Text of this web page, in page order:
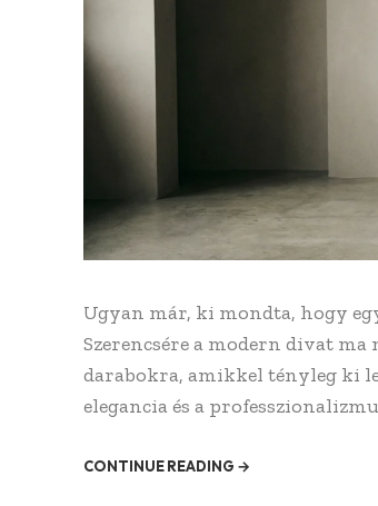
Ugyan már, ki mondta, hogy
Szerencsére a modern divat
darabokra, amikkel tényleg ki
elegancia és a
CONTINUE READING →